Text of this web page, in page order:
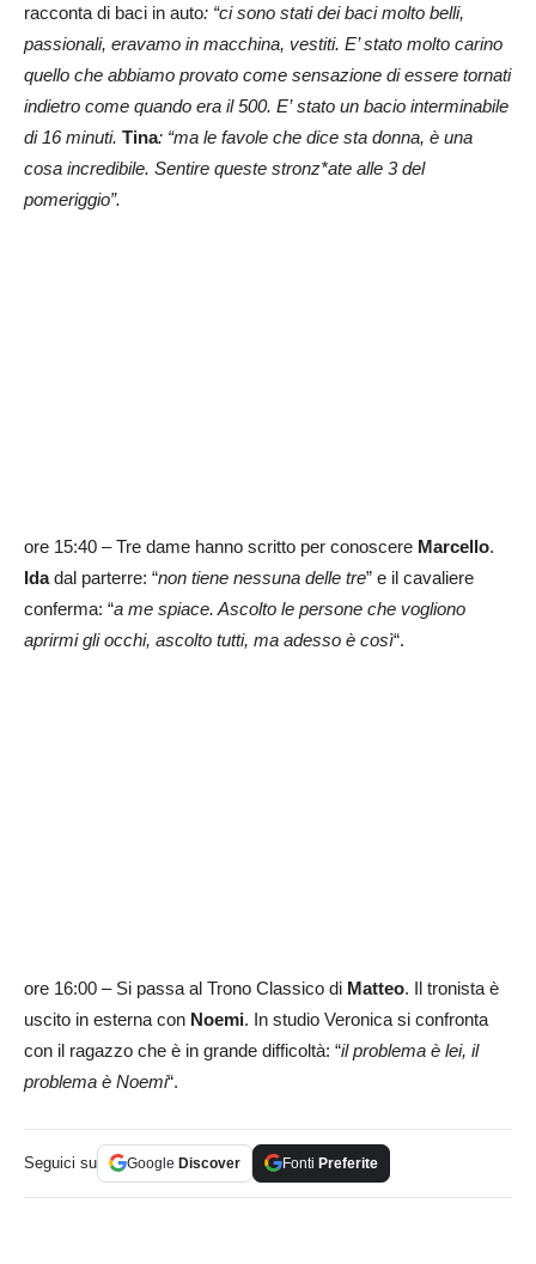
racconta di baci in auto: “ci sono stati dei baci molto belli,
passionali, eravamo in macchina, vestiti. E’ stato molto carino
quello che abbiamo provato come sensazione di essere tornati
indietro come quando era il 500. E’ stato un bacio interminabile
di 16 minuti. Tina: “ma le favole che dice sta donna, è una
cosa incredibile. Sentire queste stronz*ate alle 3 del
pomeriggio”.
ore 15:40 – Tre dame hanno scritto per conoscere Marcello.
Idadal parterre: “non tiene nessuna delle tre” e il cavaliere
conferma: “a me spiace. Ascolto le persone che vogliono
aprirmi gli occhi, ascolto tutti, ma adesso è così“.
ore 16:00 – Si passa al Trono Classico di Matteo. Il tronista è
uscito in esterna con Noemi. In studio Veronica si confronta
con il ragazzo che è in grande difficoltà: “il problema è lei, il
problema è Noemi“.
Seguici su Google Discover Fonti Preferite